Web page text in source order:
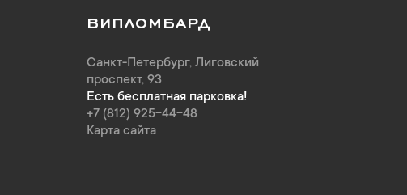
ВИПЛОМБАРД
Санкт-Петербург, Лиговский
проспект, 93
Есть бесплатная парковка!
+7 (812) 925-44-48
Карта сайта